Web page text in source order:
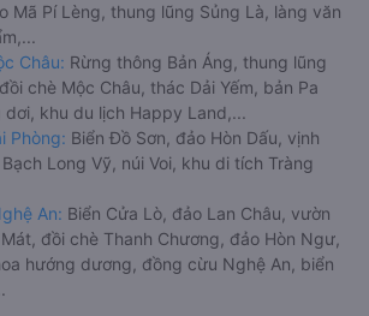
Mã Pí Lèng, thung lũng Sủng Là, làng văn
Châu: Rừng thông Bản Áng, thung lũng
chè Mộc Châu, thác Dải Yếm, bản Pa
dơi, khu du lịch Happy Land,...
Phòng: Biển Đồ Sơn, đảo Hòn Dấu, vịnh
Long Vỹ, núi Voi, khu di tích Tràng
An: Biển Cửa Lò, đảo Lan Châu, vườn
đồi chè Thanh Chương, đảo Hòn Ngư,
hướng dương, đồng cừu Nghệ An, biển